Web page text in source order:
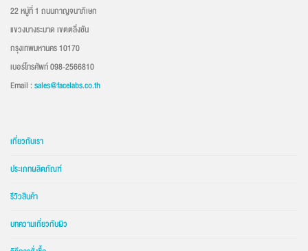
22 หมู่ที่ 1 ถนนกาญจนาภิเษก
แขวงบางระมาด เขตตลิ่งชัน
กรุงเทพมหานคร 10170
เบอร์โทรศัพท์ 098-2566810
Email :sales@facelabs.co.th
เกี่ยวกับเรา
ประเภทผลิตภัณฑ์
รีวิวสินค้า
บทความเกี่ยวกับผิว